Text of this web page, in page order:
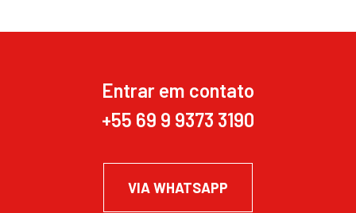
Entrar em contato
+55 69 9 9373 3190
VIA WHATSAPP